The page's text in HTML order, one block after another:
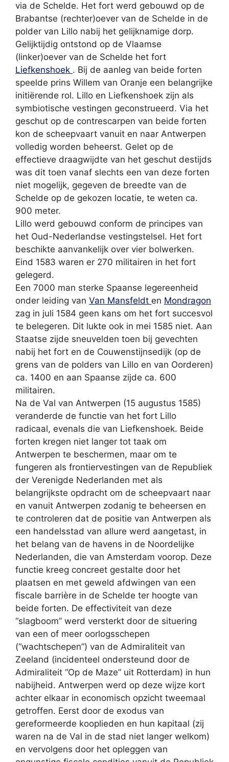
via de Schelde. Het fort werd gebouwd op de
Brabantse (rechter)oever van de Schelde in de
polder van Lillo nabij het gelijknamige dorp.
Gelijktijdig ontstond op de Vlaamse
(linker)oever van de Schelde het fort
Liefkenshoek . Bij de aanleg van beide forten
speelde prins Willem van Oranje een belangrijke
initiërende rol. Lillo en Liefkenshoek zijn als
symbiotische vestingen geconstrueerd. Via het
geschut op de contrescarpen van beide forten
kon de scheepvaart vanuit en naar Antwerpen
volledig worden beheerst. Gelet op de
effectieve draagwijdte van het geschut destijds
was dit toen vanaf slechts een van deze forten
niet mogelijk, gegeven de breedte van de
Schelde op de gekozen locatie, te weten ca.
900 meter.
Lillo werd gebouwd conform de principes van
het Oud-Nederlandse vestingstelsel. Het fort
beschikte aanvankelijk over vier bolwerken.
Eind 1583 waren er 270 militairen in het fort
gelegerd.
Een 7000 man sterke Spaanse legereenheid
onder leiding van Van Mansfeldt en Mondragon
zag in juli 1584 geen kans om het fort succesvol
te belegeren. Dit lukte ook in mei 1585 niet. Aan
Staatse zijde sneuvelden toen bij gevechten
nabij het fort en de Couwenstijnsedijk (op de
grens van de polders van Lillo en van Oorderen)
ca. 1400 en aan Spaanse zijde ca. 600
militairen.
Na de Val van Antwerpen (15 augustus 1585)
veranderde de functie van het fort Lillo
radicaal, evenals die van Liefkenshoek. Beide
forten kregen niet langer tot taak om
Antwerpen te beschermen, maar om te
fungeren als frontiervestingen van de Republiek
der Verenigde Nederlanden met als
belangrijkste opdracht om de scheepvaart naar
en vanuit Antwerpen zodanig te beheersen en
te controleren dat de positie van Antwerpen als
een handelsstad van allure werd aangetast, in
het belang van de havens in de Noordelijke
Nederlanden, die van Amsterdam voorop. Deze
functie kreeg concreet gestalte door het
plaatsen en met geweld afdwingen van een
fiscale barrière in de Schelde ter hoogte van
beide forten. De effectiviteit van deze
“slagboom” werd versterkt door de situering
van een of meer oorlogsschepen
(“wachtschepen”) van de Admiraliteit van
Zeeland (incidenteel ondersteund door de
Admiraliteit “Op de Maze” uit Rotterdam) in hun
nabijheid. Antwerpen werd op deze wijze kort
achter elkaar in economisch opzicht tweemaal
getroffen. Eerst door de exodus van
gereformeerde kooplieden en hun kapitaal (zij
waren na de Val in de stad niet langer welkom)
en vervolgens door het opleggen van